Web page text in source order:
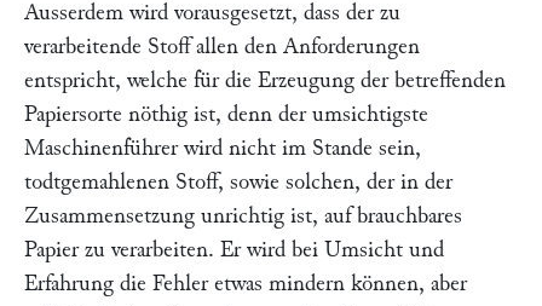
Ausserdem wird vorausgesetzt, dass der zu
verarbeitende Stoff allen den Anforderungen
entspricht, welche für die Erzeugung der betreffenden
Papiersorte nöthig ist, denn der umsichtigste
Maschinenführer wird nicht im Stande sein,
todtgemahlenen Stoff, sowie solchen, der in der
Zusammensetzung unrichtig ist, auf brauchbares
Papier zu verarbeiten. Er wird bei Umsicht und
Erfahrung die Fehler etwas mindern können, aber